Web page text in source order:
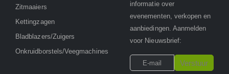
Zitmaaiers
Kettingzagen
Bladblazers/Zuigers
Onkruidborstels/Veegmachines
informatie over
evenementen, verkopen en
aanbiedingen. Aanmelden
voor Nieuwsbrief: